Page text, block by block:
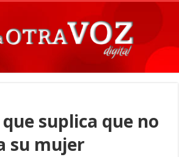
suplica que no
su mujer